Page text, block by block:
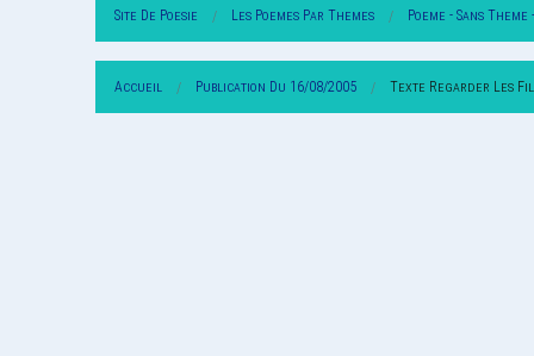
Site De Poesie Les Poemes Par Themes Poeme - Sans Theme -
Accueil Publication Du 16/08/2005 Texte Regarder Les